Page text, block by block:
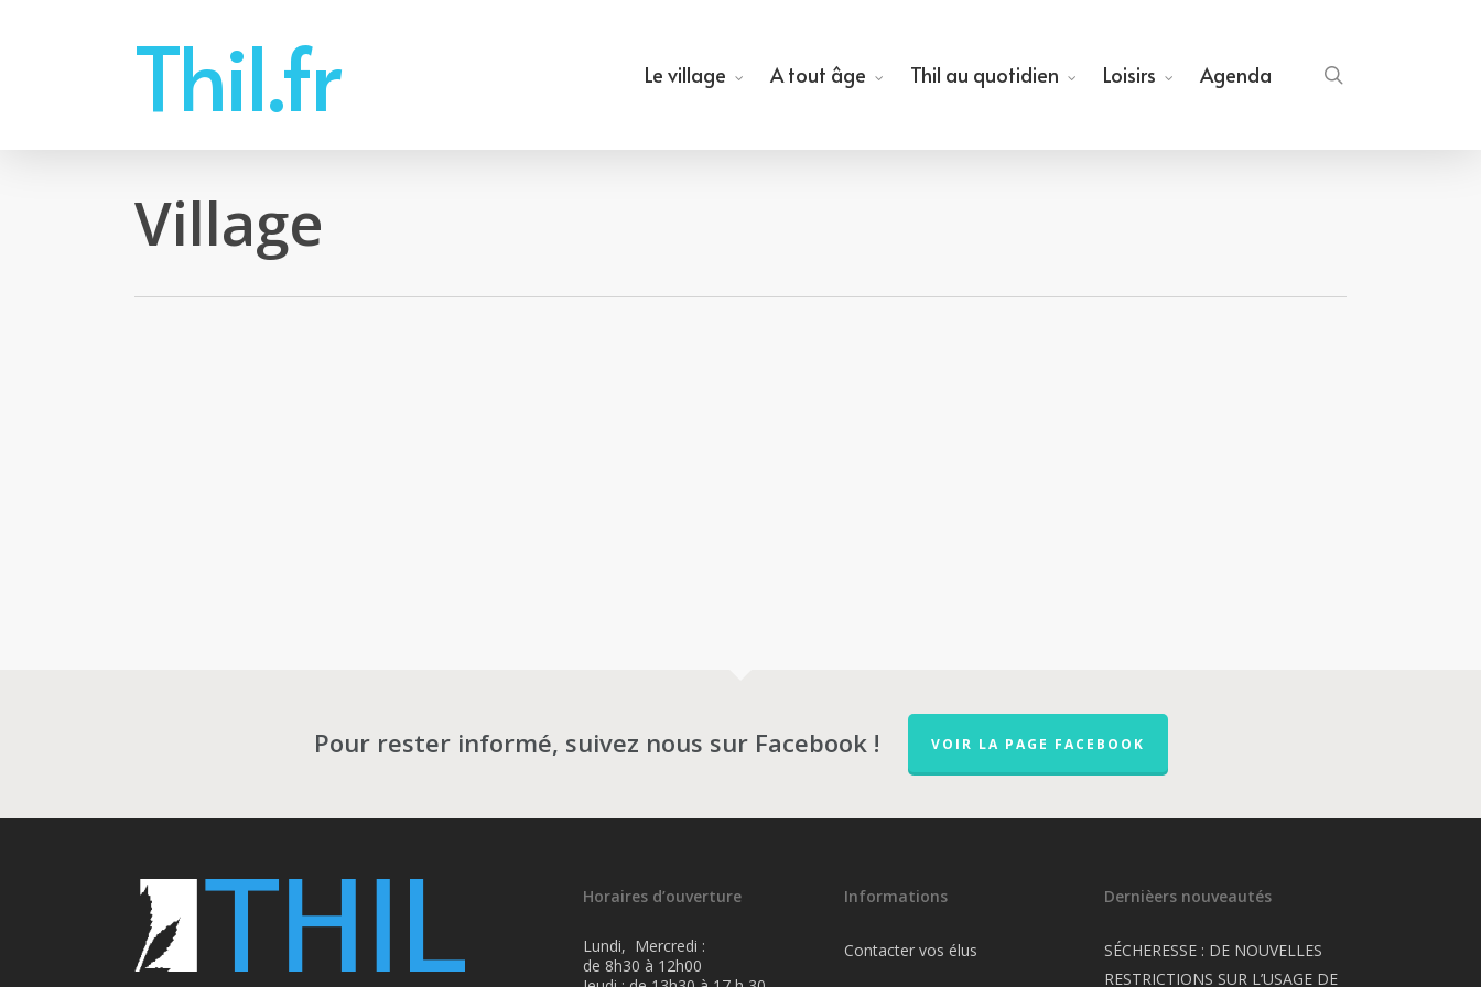
Thil.fr Le village A tout âge Thil au quotidien Loisirs Agenda
Village
Pour rester informé, suivez nous sur Facebook ! VOIR LA PAGE FACEBOOK
Horaires d’ouverture
Lundi, Mercredi :
de 8h30 à 12h00
Informations
Contacter vos élus
Dernièers nouveautés
SÉCHERESSE : DE NOUVELLES
RESTRICTIONS SUR L’USAGE DE